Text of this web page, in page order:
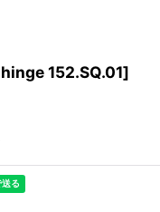
152.SQ.01]